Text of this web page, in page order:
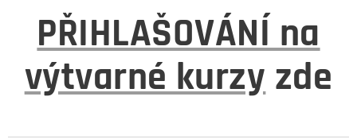
PŘIHLAŠOVÁNÍ na
výtvarné kurzyzde